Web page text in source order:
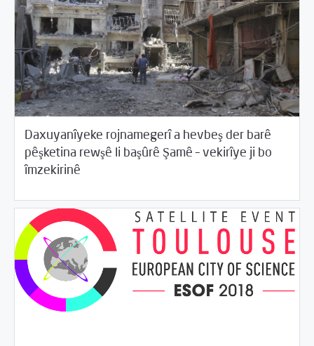
Daxuyanîyeke rojnamegerî a hevbeş der barê
pêşketina rewşê li başûrê Şamê – vekirîye ji bo
îmzekirinê
SCMê /Desthilata pêncemîn /Rewangeha
/Rotator